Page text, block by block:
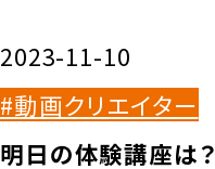
2023-11-10
#動画クリエイター
明日の体験講座は？